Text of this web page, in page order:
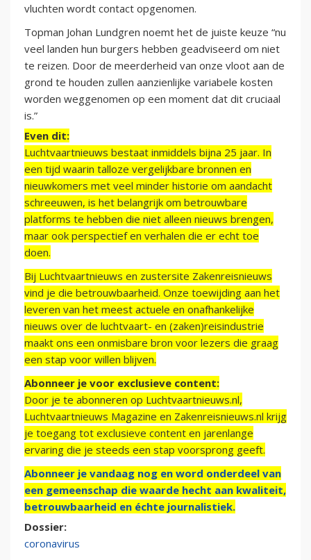
vluchten wordt contact opgenomen.
Topman Johan Lundgren noemt het de juiste keuze “nu
veel landen hun burgers hebben geadviseerd om niet
te reizen. Door de meerderheid van onze vloot aan de
grond te houden zullen aanzienlijke variabele kosten
worden weggenomen op een moment dat dit cruciaal
is.”
Even dit:
Luchtvaartnieuws bestaat inmiddels bijna 25 jaar. In
een tijd waarin talloze vergelijkbare bronnen en
nieuwkomers met veel minder historie om aandacht
schreeuwen, is het belangrijk om betrouwbare
platforms te hebben die niet alleen nieuws brengen,
maar ook perspectief en verhalen die er echt toe
doen.
Bij Luchtvaartnieuws en zustersite Zakenreisnieuws
vind je die betrouwbaarheid. Onze toewijding aan het
leveren van het meest actuele en onafhankelijke
nieuws over de luchtvaart- en (zaken)reisindustrie
maakt ons een onmisbare bron voor lezers die graag
een stap voor willen blijven.
Abonneer je voor exclusieve content:
Door je te abonneren op Luchtvaartnieuws.nl,
Luchtvaartnieuws Magazine en Zakenreisnieuws.nl krijg
je toegang tot exclusieve content en jarenlange
ervaring die je steeds een stap voorsprong geeft.
Abonneer je vandaag nog en word onderdeel van
een gemeenschap die waarde hecht aan kwaliteit,
betrouwbaarheid en échte journalistiek.
Dossier:
coronavirus